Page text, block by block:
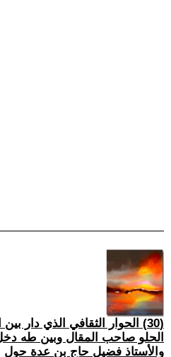
(30) الحوار الثقافي الذي دار
الحلو صاحب المقال وبين طه
والأستاذ فضيل حاج بن عدة حول